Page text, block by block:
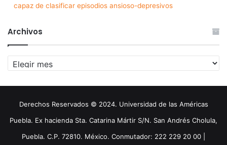
capaz de clasificar episodios ansioso-depresivos
Archivos
Archivos
Derechos Reservados © 2024. Universidad de las Américas
Puebla. Ex hacienda Sta. Catarina Mártir S/N. San Andrés Cholula,
Puebla. C.P. 72810. México. Conmutador: 222 229 20 00 |